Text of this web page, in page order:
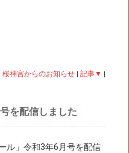
|桜神宮からのお知らせ |記事▼ |
を配信しました
ル」令和3年6月号を配信